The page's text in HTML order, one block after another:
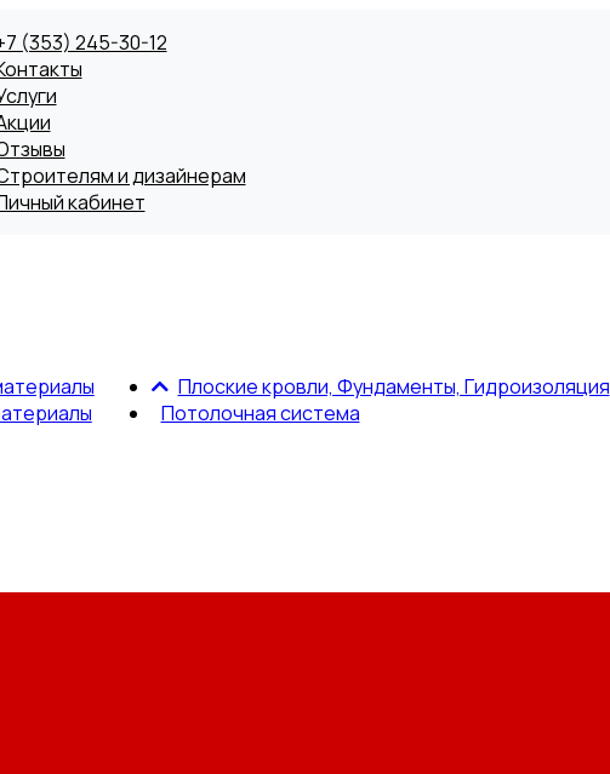
Плоские кровли, Фундаменты, Гидроизоляция
Потолочная система
(353) 245-30-12
и дизайнерам
кабинет